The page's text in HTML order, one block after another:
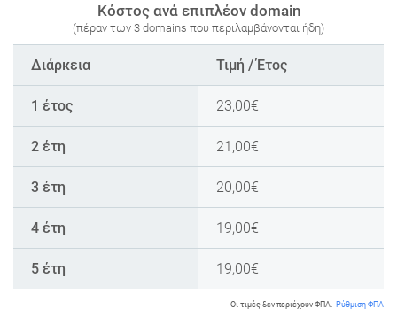
Κόστος ανά επιπλέον domain
(πέραν των 3 domains που περιλαμβάνονται ήδη)
Διάρκεια Τιμή / Έτος
1 έτος 23,00€
2 έτη 21,00€
3 έτη 20,00€
4 έτη 19,00€
5 έτη 19,00€
Οι τιμές δεν περιέχουν ΦΠΑ. Ρύθμιση ΦΠΑ